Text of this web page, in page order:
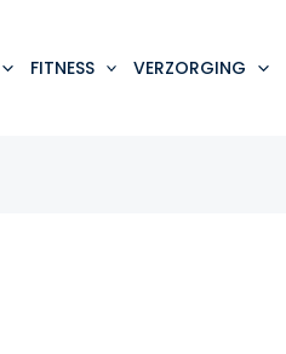
FITNESS VERZORGING